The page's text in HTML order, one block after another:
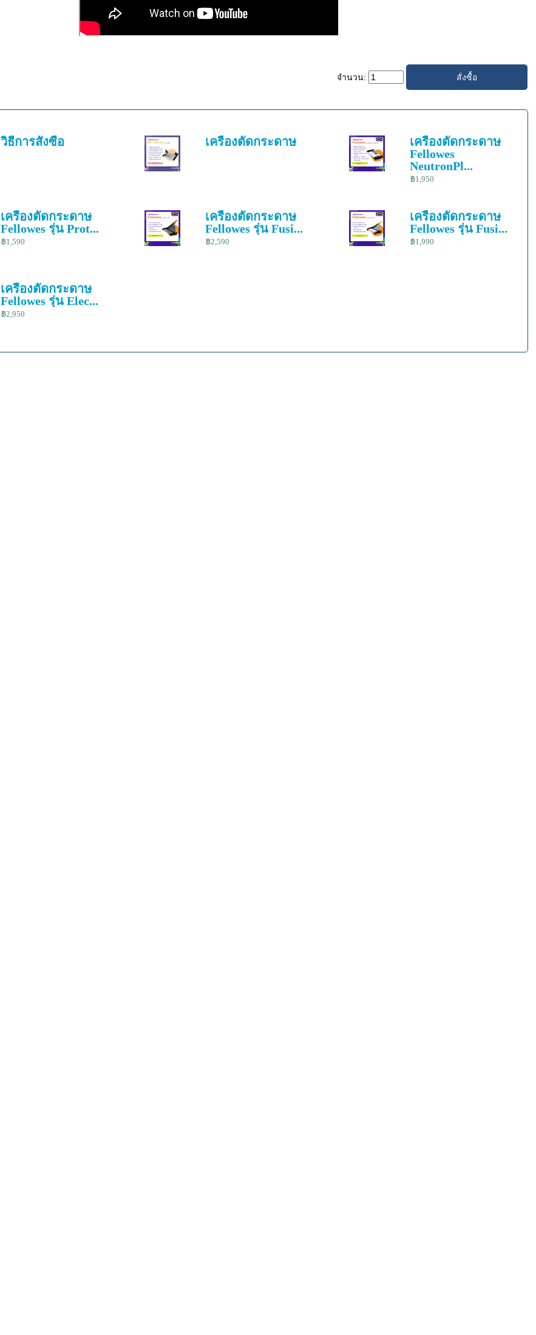
จำนวน:
วิธีการสั่งซื้อ เครื่องตัดกระดาษ
เครื่องตัดกระดาษ
Fellowes
NeutronPl...
฿1,950
เครื่องตัดกระดาษ
Fellowes รุ่น Prot...
฿1,590
เครื่องตัดกระดาษ
Fellowes รุ่น Fusi...
฿2,590
เครื่องตัดกระดาษ
Fellowes รุ่น Fusi...
฿1,990
เครื่องตัดกระดาษ
Fellowes รุ่น Elec...
฿2,950